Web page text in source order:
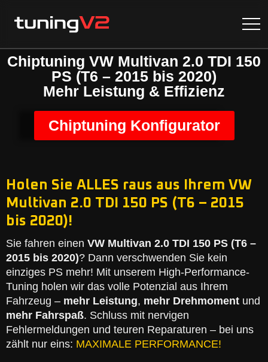
Chiptuning VW Multivan 2.0 TDI 150
PS (T6 – 2015 bis 2020)
Mehr Leistung & Effizienz
Chiptuning Konfigurator
Holen Sie ALLES raus aus Ihrem VW
Multivan 2.0 TDI 150 PS (T6 – 2015
bis 2020)!
Sie fahren einen VW Multivan 2.0 TDI 150 PS (T6 –
2015 bis 2020)? Dann verschwenden Sie kein
einziges PS mehr! Mit unserem High-Performance-
Tuning holen wir das volle Potenzial aus Ihrem
Fahrzeug – mehr Leistung, mehr Drehmoment und
mehr Fahrspaß. Schluss mit nervigen
Fehlermeldungen und teuren Reparaturen – bei uns
zählt nur eins: MAXIMALE PERFORMANCE!